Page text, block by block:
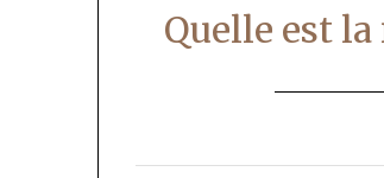
Quelle est